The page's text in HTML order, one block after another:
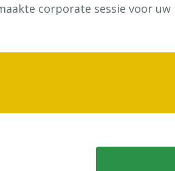
corporate sessie voor